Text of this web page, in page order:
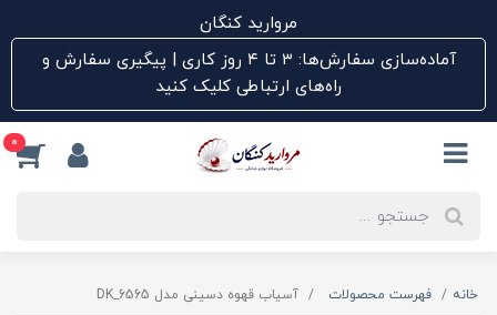
مروارید کنگان
آماده‌سازی سفارش‌ها: ۳ تا ۴ روز کاری | پیگیری سفارش و
راه‌های ارتباطی کلیک کنید
0
خانه فهرست محصولات آسیاب قهوه دسینی مدل DK_6565